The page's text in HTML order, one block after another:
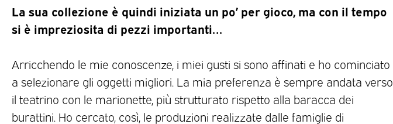
La sua collezione è quindi iniziata un po’ per gioco, ma con il tempo
si è impreziosita di pezzi importanti…
Arricchendo le mie conoscenze, i miei gusti si sono affinati e ho cominciato
a selezionare gli oggetti migliori. La mia preferenza è sempre andata verso
il teatrino con le marionette, più strutturato rispetto alla baracca dei
burattini. Ho cercato, così, le produzioni realizzate dalle famiglie di